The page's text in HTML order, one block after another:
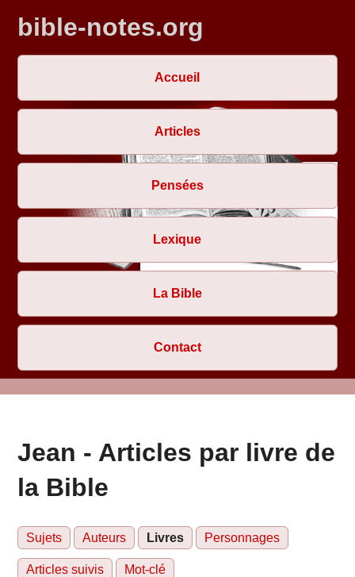
bible-notes.org
Accueil
Articles
Pensées
Lexique
La Bible
Contact
Jean - Articles par livre de
la Bible
Sujets Auteurs Livres Personnages
Articles suivis Mot-clé